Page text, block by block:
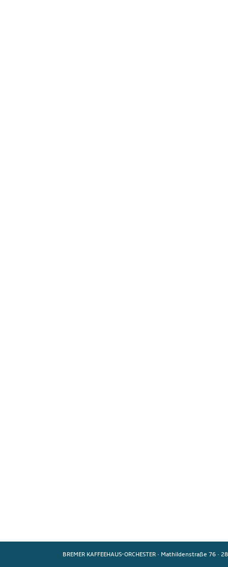
BREMER KAFFEEHAUS-ORCHESTER · Mathildenstraße 76 ·